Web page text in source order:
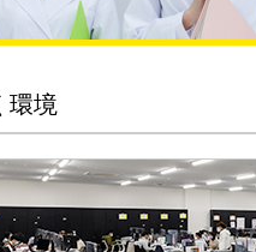
環境